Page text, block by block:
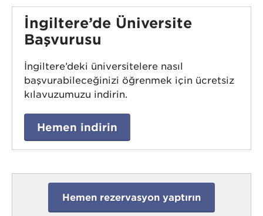
İngiltere’de Üniversite
Başvurusu
İngiltere’deki üniversitelere nasıl
başvurabileceğinizi öğrenmek için ücretsiz
kılavuzumuzu indirin.
Hemen indirin
Hemen rezervasyon yaptırın